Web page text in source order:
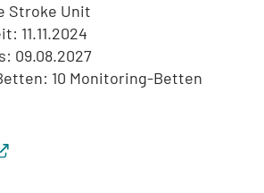
Stroke Unit
Zertifiziert seit: 11.11.2024
Zertifiziert bis: 09.08.2027
Zertifizierte Betten: 10 Monitoring-Betten